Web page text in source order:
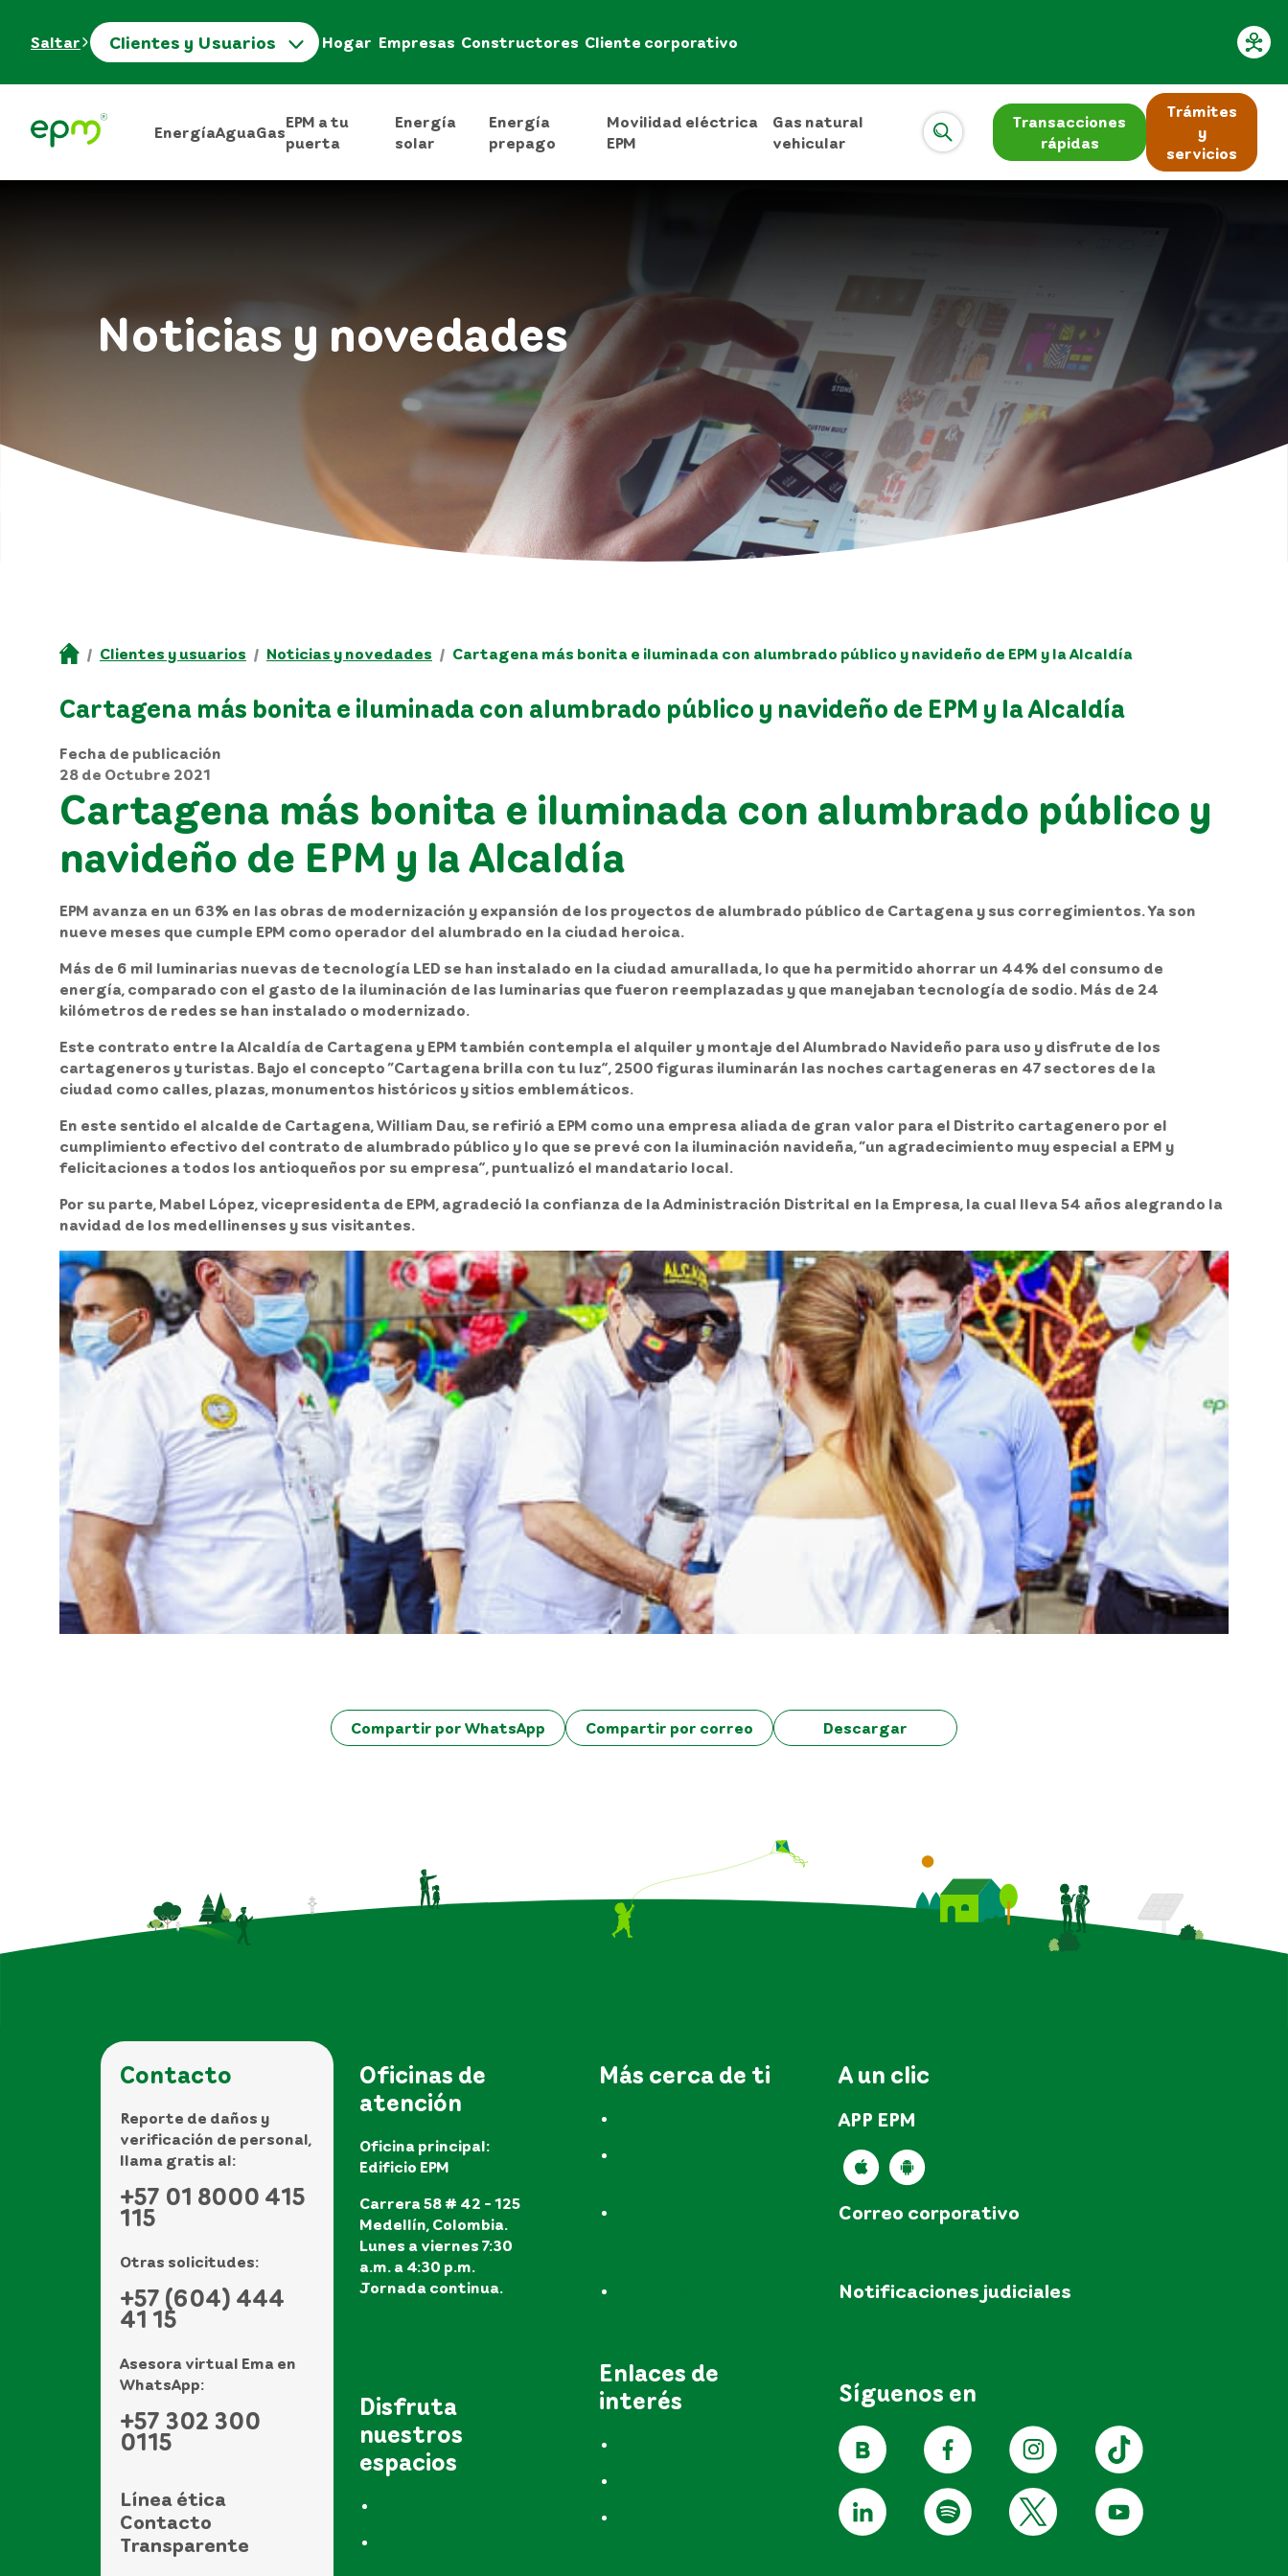
Saltar Clientes y Usuarios Hogar Empresas Constructores Cliente corporativo
EnergíaAguaGas
EPM a tu
puerta
Energía
solar
Energía
prepago
Movilidad eléctrica
EPM
Gas natural
vehicular
Transacciones
rápidas
Trámites
y
servicios
Noticias y novedades
Clientes y usuarios Noticias y novedades Cartagena más bonita e iluminada con alumbrado público y navideño de EPM y la Alcaldía
Cartagena más bonita e iluminada con alumbrado público y navideño de EPM y la Alcaldía
Fecha de publicación
28 de Octubre 2021
Cartagena más bonita e iluminada con alumbrado público y
navideño de EPM y la Alcaldía
EPM avanza en un 63% en las obras de modernización y expansión de los proyectos de alumbrado público de Cartagena y sus corregimientos. Ya son
nueve meses que cumple EPM como operador del alumbrado en la ciudad heroica.
Más de 6 mil luminarias nuevas de tecnología LED se han instalado en la ciudad amurallada, lo que ha permitido ahorrar un 44% del consumo de
energía, comparado con el gasto de la iluminación de las luminarias que fueron reemplazadas y que manejaban tecnología de sodio. Más de 24
kilómetros de redes se han instalado o modernizado.
Este contrato entre la Alcaldía de Cartagena y EPM también contempla el alquiler y montaje del Alumbrado Navideño para uso y disfrute de los
cartageneros y turistas. Bajo el concepto “Cartagena brilla con tu luz”, 2500 figuras iluminarán las noches cartageneras en 47 sectores de la
ciudad como calles, plazas, monumentos históricos y sitios emblemáticos.
En este sentido el alcalde de Cartagena, William Dau, se refirió a EPM como una empresa aliada de gran valor para el Distrito cartagenero por el
cumplimiento efectivo del contrato de alumbrado público y lo que se prevé con la iluminación navideña, “un agradecimiento muy especial a EPM y
felicitaciones a todos los antioqueños por su empresa”, puntualizó el mandatario local.
Por su parte, Mabel López, vicepresidenta de EPM, agradeció la confianza de la Administración Distrital en la Empresa, la cual lleva 54 años alegrando la
navidad de los medellinenses y sus visitantes.
Compartir por WhatsApp Compartir por correo Descargar
Contacto
Reporte de daños y
verificación de personal,
llama gratis al:
+57 01 8000 415
115
Otras solicitudes:
+57 (604) 444
41 15
Asesora virtual Ema en
WhatsApp:
+57 302 300
0115
Línea ética
Contacto
Transparente
Oficinas de
atención
Oficina principal:
Edificio EPM
Carrera 58 # 42 - 125
Medellín, Colombia.
Lunes a viernes 7:30
a.m. a 4:30 p.m.
Jornada continua.
Disfruta
nuestros
espacios
Más cerca de ti
Enlaces de
interés
A un clic
APP EPM
Correo corporativo
Notificaciones judiciales
Síguenos en